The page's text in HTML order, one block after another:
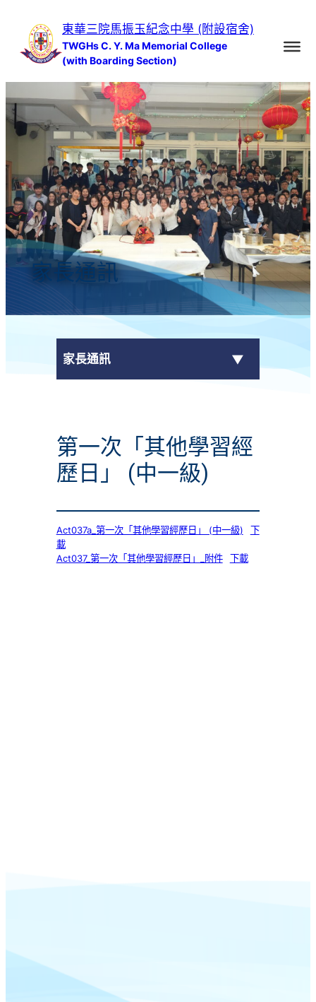
容
東華三院馬振玉紀念中學 (附設宿舍)
TWGHs C. Y. Ma Memorial College
(with Boarding Section)
家長通訊
家長通訊
學校通告
第一次「其他學習經
歷日」 (中一級)
Act037a_第一次「其他學習經歷日」 (中一級)
下
載
Act037_第一次「其他學習經歷日」_附件
下載